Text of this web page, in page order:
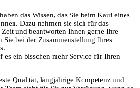
das Wissen, das Sie beim Kauf eines
Dazu nehmen sie sich für das
und beantworten Ihnen gerne Ihre
Sie bei der Zusammenstellung Ihres
es ein bisschen mehr Service für Ihren
Qualität, langjährige Kompetenz und